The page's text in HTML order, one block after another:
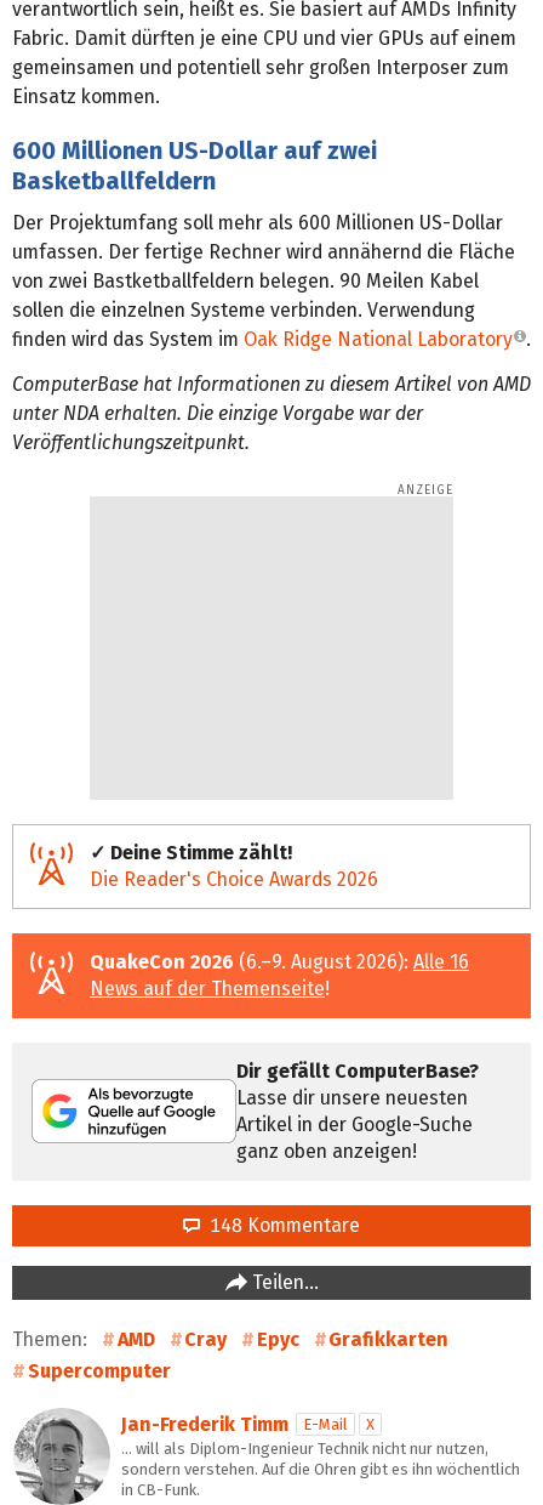
verantwortlich sein, heißt es. Sie basiert auf AMDs Infinity
Fabric. Damit dürften je eine CPU und vier GPUs auf einem
gemeinsamen und potentiell sehr großen Interposer zum
Einsatz kommen.
600 Millionen US-Dollar auf zwei
Basketballfeldern
Der Projektumfang soll mehr als 600 Millionen US-Dollar
umfassen. Der fertige Rechner wird annähernd die Fläche
von zwei Bastketballfeldern belegen. 90 Meilen Kabel
sollen die einzelnen Systeme verbinden. Verwendung
finden wird das System im Oak Ridge National Laboratory
.
ComputerBase hat Informationen zu diesem Artikel von AMD
unter NDA erhalten. Die einzige Vorgabe war der
Veröffentlichungszeitpunkt.
✓ Deine Stimme zählt!
Die Reader's Choice Awards 2026
QuakeCon 2026 (6.–9. August 2026): Alle 16
News auf der Themenseite!
Dir gefällt ComputerBase?
Lasse dir unsere neuesten
Artikel in der Google-Suche
ganz oben anzeigen!
148 Kommentare
Teilen…
Themen: AMD Cray Epyc
Grafikkarten
Supercomputer
Jan-Frederik Timm E-Mail
X
… will als Diplom-Ingenieur Technik nicht nur nutzen,
sondern verstehen. Auf die Ohren gibt es ihn wöchentlich
in CB-Funk.